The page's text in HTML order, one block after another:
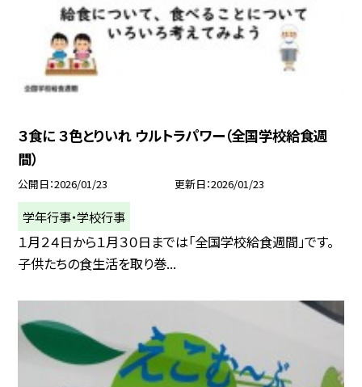
３食に ３色とりいれ ウルトラパワー（全国学校給食週
間）
公開日 2026/01/23 更新日 2026/01/23
学年行事・学校行事
１月２４日から１月３０日までは「全国学校給食週間」です。
子供たちの食生活を取り巻...